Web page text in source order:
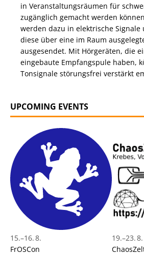
in Veranstaltungsräumen für
zugänglich gemacht werden
werden dazu in elektrische
diese über eine im Raum
ausgesendet. Mit Hörgeräten, die
eingebaute Empfangspule haben,
Tonsignale störungsfrei verstärkt
UPCOMING EVENTS
15.–16. 8.
FrOSCon
19.–23. 8.